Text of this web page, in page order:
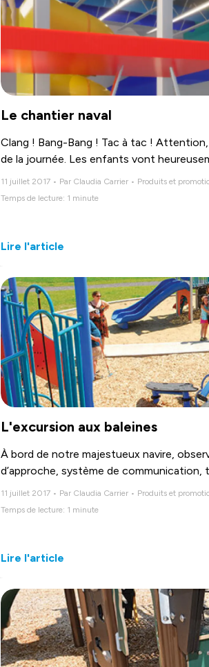
Le chantier naval
Clang ! Bang-Bang ! Tac à tac !
de la journée. Les enfants vont
11 juillet 2017 • Par Claudia Carrier • Produits et
Temps de lecture: 1 minute
Lire l'article
L'excursion aux baleines
À bord de notre majestueux navire,
d’approche, système de
11 juillet 2017 • Par Claudia Carrier • Produits et
Temps de lecture: 1 minute
Lire l'article